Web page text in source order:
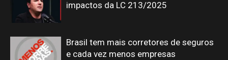
impactos da LC 213/2025
Brasil tem mais corretores de seguros
e cada vez menos empresas